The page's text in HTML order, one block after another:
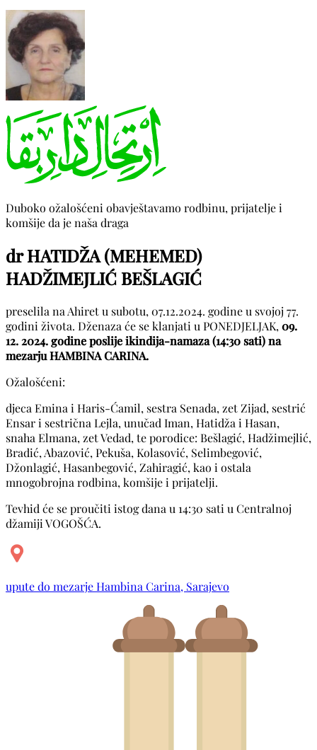
Duboko ožalošćeni obavještavamo rodbinu, prijatelje i
komšije da je naša draga
dr HATIDŽA (MEHEMED)
HADŽIMEJLIĆ BEŠLAGIĆ
preselila na Ahiret u subotu, 07.12.2024. godine u svojoj 77.
godini života. Dženaza će se klanjati u PONEDJELJAK, 09.
12. 2024. godine poslije ikindija-namaza (14:30 sati) na
mezarju HAMBINA CARINA.
Ožalošćeni:
djeca Emina i Haris-Ćamil, sestra Senada, zet Zijad, sestrić
Ensar i sestrična Lejla, unučad Iman, Hatidža i Hasan,
snaha Elmana, zet Vedad, te porodice: Bešlagić, Hadžimejlić,
Bradić, Abazović, Pekuša, Kolasović, Selimbegović,
Džonlagić, Hasanbegović, Zahiragić, kao i ostala
mnogobrojna rodbina, komšije i prijatelji.
Tevhid će se proučiti istog dana u 14:30 sati u Centralnoj
džamiji VOGOŠĆA.
upute do mezarje Hambina Carina, Sarajevo